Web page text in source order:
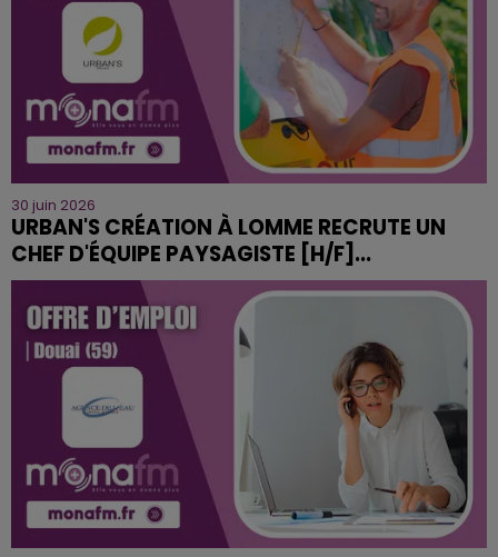
30 juin 2026
URBAN'S CRÉATION À LOMME RECRUTE UN
CHEF D'ÉQUIPE PAYSAGISTE [H/F]...